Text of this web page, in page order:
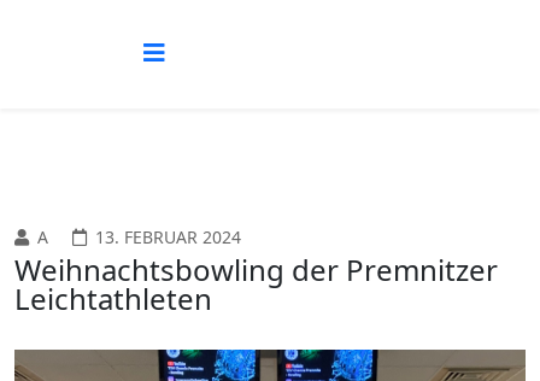
A 13. FEBRUAR 2024
Weihnachtsbowling der Premnitzer
Leichtathleten